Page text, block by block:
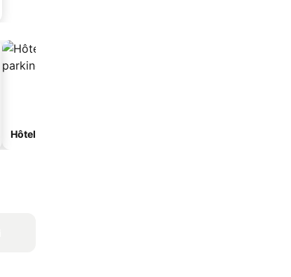
Hôtels avec parking